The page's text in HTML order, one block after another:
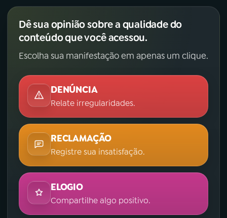
Dê sua opinião sobre a qualidade do
conteúdo que você acessou.
Escolha sua manifestação em apenas um clique.
DENÚNCIA
Relate irregularidades.
RECLAMAÇÃO
Registre sua insatisfação.
ELOGIO
Compartilhe algo positivo.